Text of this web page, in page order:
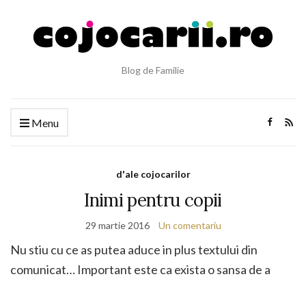
Blog de Familie
Menu
d'ale cojocarilor
Inimi pentru copii
29 martie 2016 Un comentariu
Nu stiu cu ce as putea aduce in plus textului din
comunicat… Important este ca exista o sansa de a